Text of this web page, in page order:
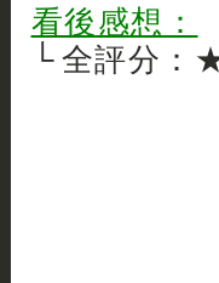
看後感想：
└ 全評分